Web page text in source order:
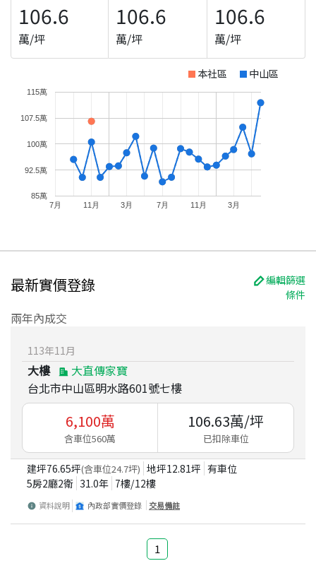
106.6
萬/坪
106.6
萬/坪
106.6
萬/坪
本社區 中山區
7月 11月 3月 7月 11月 3月
85萬
92.5萬
100萬
107.5萬
115萬
最新實價登錄
編輯篩選
條件
兩年內成交
113年11 月
大樓
大直傳家寶
台北市中山區明水路601號七樓
6,100萬
含車位560萬
106.63萬/坪
已扣除車位
建坪76.65坪(含車位24.7坪) 地坪12.81坪 有車位
5房2廳2衛 31.0年 7樓/12樓
資料說明 內政部實價登錄 交易備註
1